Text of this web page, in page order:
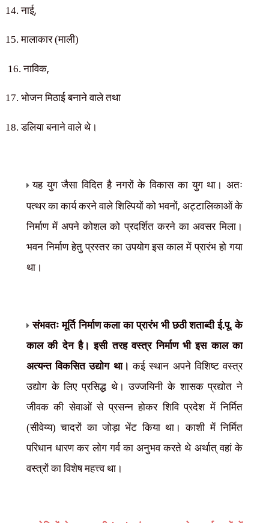
14. नाई,
15. मालाकार (माली)
16. नाविक,
17. भोजन मिठाई बनाने वाले तथा
18. डलिया बनाने वाले थे।
यह युग जैसा विदित है नगरों के विकास का युग था। अतः
पत्थर का कार्य करने वाले शिल्पियों को भवनों,अट्टालिकाओं के
निर्माण में अपने कोशल को प्रदर्शित करने का अवसर मिला।
भवन निर्माण हेतु प्रस्तर का उपयोग इस काल में प्रारंभ हो गया
था।
संभवतः मूर्ति निर्माण कला का प्रारंभ भी छठी शताब्दी ई.पू. के
काल की देन है। इसी तरह वस्त्र निर्माण भी इस काल का
अत्यन्त विकसित उद्योग था।कई स्थान अपने विशिष्ट वस्त्र
उद्योग के लिए प्रसिद्ध थे। उज्जयिनी के शासक प्रद्योत ने
जीवक की सेवाओं से प्रसन्न होकर शिवि प्रदेश में निर्मित
(सीवेय्य) चादरों का जोड़ा भेंट किया था। काशी में निर्मित
परिधान धारण कर लोग गर्व का अनुभव करते थे अर्थात् वहां के
वस्त्रोंका विशेष महत्त्व था।